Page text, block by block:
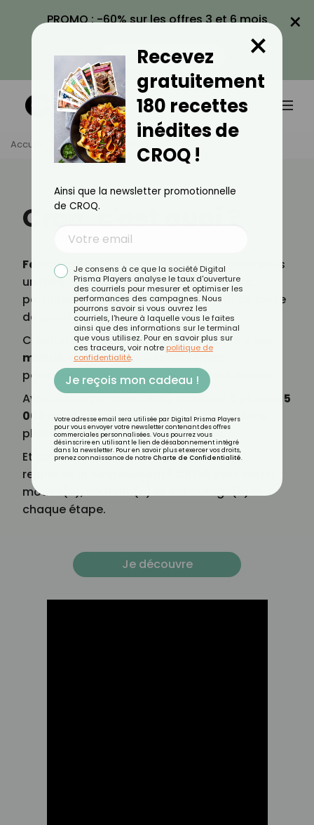
PROMO : -60% sur les offres 3 et 6 mois
VOIR LA PROMO
×
Accueil Programme Diététique
Croq, c'est quoi ?
Fanny, notre diététicienne, a conçu pour vous
un rééquilibrage alimentaire sur-mesure,
parfaitement adapté à votre objectif de perte
de poids.
Chaque semaine, notre experte élabore vos
menus
, que vous pouvez facilement
personnaliser selon vos goûts et vos envies.
Avec le programme CROQ, accédez à plus de 5
000 recettes gourmandespour vous faire
plaisir tout en prenant soin de vous.
Et parce que vous n'êtes jamais seul(e),
rejoignez la
motivé(e), soutenu(e) et encouragé(e) à
chaque étape.
Je découvre
Recevez
gratuitement
180 recettes
inédites de
CROQ !
×
Ainsi que la newsletter promotionnelle
de CROQ.
Je consens à ce que la société Digital
Prisma Players analyse le taux d'ouverture
des courriels pour mesurer et optimiser les
performances des campagnes. Nous
pourrons savoir si vous ouvrez les
courriels, l'heure à laquelle vous le faites
ainsi que des informations sur le terminal
que vous utilisez. Pour en savoir plus sur
ces traceurs, voir notre politique de
confidentialité.
Je reçois mon cadeau !
Votre adresse email sera utilisée par Digital Prisma Players
pour vous envoyer votre newsletter contenant des offres
commerciales personnalisées. Vous pourrez vous
désinscrire en utilisant le lien de désabonnement intégré
dans la newsletter. Pour en savoir plus et exercer vos droits,
prenez connaissance de notre Charte de Confidentialité.